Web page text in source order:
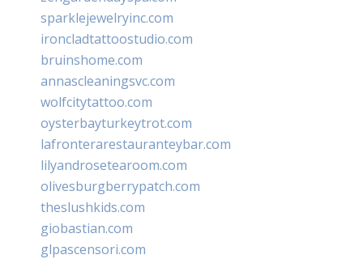
sparklejewelryinc.com
ironcladtattoostudio.com
bruinshome.com
annascleaningsvc.com
wolfcitytattoo.com
oysterbayturkeytrot.com
lafronterarestauranteybar.com
lilyandrosetearoom.com
olivesburgberrypatch.com
theslushkids.com
giobastian.com
glpascensori.com